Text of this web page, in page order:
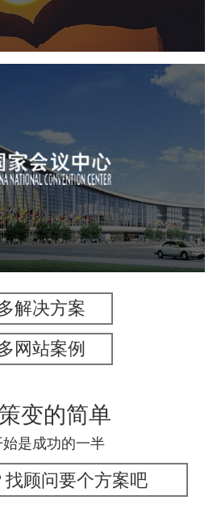
议中心
务 网站建设 网站设计
解决方案
网站案例
变的简单
是成功的一半
找顾问要个方案吧